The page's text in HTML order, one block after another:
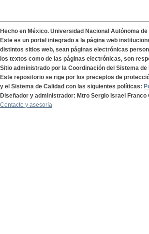
Hecho en México. Universidad Nacional Autónoma
Este es un portal integrado a la página web
distintos sitios web, sean páginas electrónicas
los textos como de las páginas electrónicas, son
Sitio administrado por la Coordinación del Sistema de
Este repositorio se rige por los preceptos de
y el Sistema de Calidad con las siguientes políticas:
Diseñador y administrador: Mtro Sergio Israel Franco
Contacto y asesoría